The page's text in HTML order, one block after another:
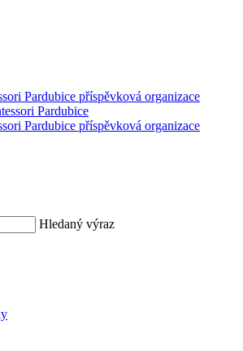
Pardubice příspěvková organizace
Pardubice příspěvková organizace
Hledaný výraz